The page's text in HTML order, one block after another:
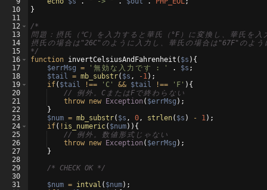
10
11
12
13
14
15
16
17
18
19
20
21
22
23
24
25
26
27
28
29
30
31
}
/*
問 題 ： 摂 氏 （ ℃ ） を 入 力 す る と 華 氏 （ °F ） に 変 換 し 、 華 氏 を 入
摂 氏 の場 合 は "26C" の よ う に 入 力 し 、 華 氏 の場 合 は "67F" の よ う
*/
function invertCelsiusAndFahrenheit ( $s ) {
$errMsg = ' 無効 な 入 力 です : ' . $s ;
$tail = mb_substr( $s , -1) ;
if( $tail !== 'C' && $tail !== 'F' ) {
//
例 外 。 C ま た はF で終 わ ら な い
throw new Exception ( $errMsg ) ;
}
$num = mb_substr( $s , 0, strlen( $s ) - 1) ;
if( ! is_numeric( $num)) {
//
例 外 。 数 値 形 式 じ ゃ な い
throw new Exception ( $errMsg ) ;
}
/* CHECK OK */
$num = intval ( $num) ;